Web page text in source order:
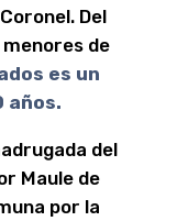
Del
de
es un
años.
del
Maule de
por la